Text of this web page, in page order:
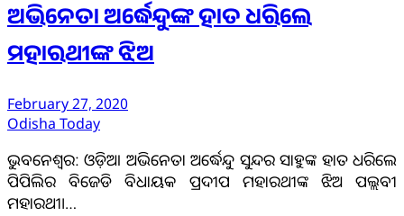
ଅଭିନେତା ଅର୍ଦ୍ଧେନ୍ଦୁଙ୍କ ହାତ ଧରିଲେ
ମହାରଥୀଙ୍କ ଝିଅ
February 27, 2020
Odisha Today
ଭୁବନେଶ୍ୱର: ଓଡ଼ିଆ ଅଭିନେତା ଅର୍ଦ୍ଧେନ୍ଦୁ ସୁନ୍ଦର ସାହୁଙ୍କ ହାତ ଧରିଲେ
ପିପିଲିର ବିଜେଡି ବିଧାୟକ ପ୍ରଦୀପ ମହାରଥୀଙ୍କ ଝିଅ ପଲ୍ଲବୀ
ମହାରଥୀ।…